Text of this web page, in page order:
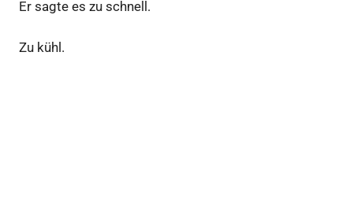
Er sagte es zu schnell.
Zu kühl.